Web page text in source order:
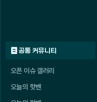
공통 커뮤니티
오픈 이슈 갤러리
오늘의 핫벤